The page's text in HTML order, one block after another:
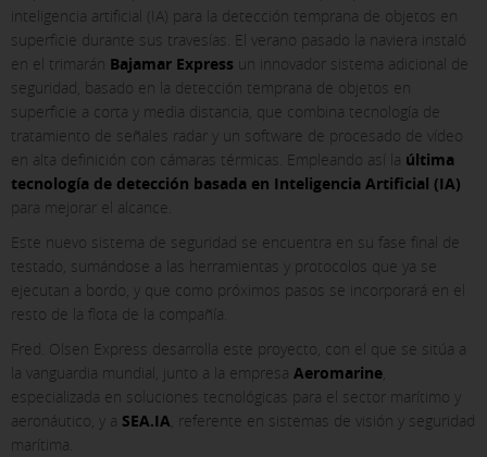
inteligencia artificial (IA) para la detección temprana de objetos en
superficie durante sus travesías. El verano pasado la naviera instaló
en el trimarán Bajamar Express un innovador sistema adicional de
seguridad, basado en la detección temprana de objetos en
superficie a corta y media distancia, que combina tecnología de
tratamiento de señales radar y un software de procesado de vídeo
en alta definición con cámaras térmicas. Empleando así la última
tecnología de detección basada en Inteligencia Artificial (IA)
para mejorar el alcance.
Este nuevo sistema de seguridad se encuentra en su fase final de
testado, sumándose a las herramientas y protocolos que ya se
ejecutan a bordo, y que como próximos pasos se incorporará en el
resto de la flota de la compañía.
Fred. Olsen Express desarrolla este proyecto, con el que se sitúa a
la vanguardia mundial, junto a la empresa Aeromarine,
especializada en soluciones tecnológicas para el sector marítimo y
aeronáutico, y a SEA.IA, referente en sistemas de visión y seguridad
marítima.
X
COOKIE SETTINGS